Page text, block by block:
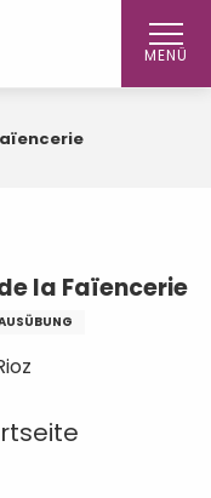
MENÜ
la Faïencerie